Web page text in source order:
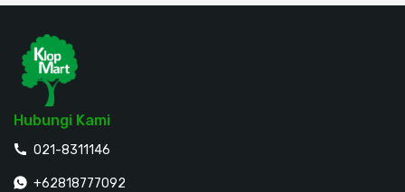
Hubungi Kami
021-8311146
+62818777092